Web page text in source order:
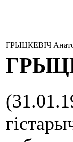
ГРЫЦКЕВІЧ